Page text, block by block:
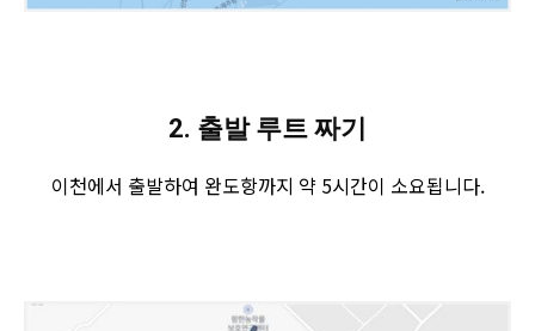
2. 출발 루트 짜기
이천에서 출발하여 완도항까지 약 5시간이 소요됩니다.